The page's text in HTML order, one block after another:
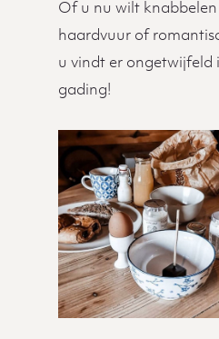
Of u nu wilt
haardvuur of
u vindt er ongetwijfeld
gading!